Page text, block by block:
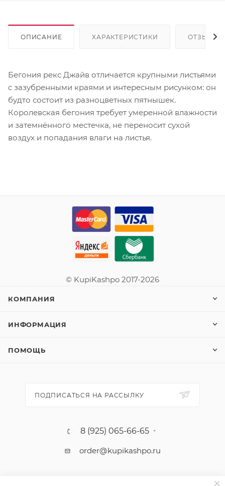
ОПИСАНИЕ ХАРАКТЕРИСТИКИ ОТЗЫВЫ
Бегония рекс Джайв отличается крупными листьями
с зазубренными краями и интересным рисунком: он
будто состоит из разноцветных пятнышек.
Королевская бегония требует умеренной влажности
и затемнённого местечка, не переносит сухой
воздух и попадания влаги на листья.
© KupiKashpo 2017-2026
КОМПАНИЯ
ИНФОРМАЦИЯ
ПОМОЩЬ
ПОДПИСАТЬСЯ НА РАССЫЛКУ
8 (925) 065-66-65
order@kupikashpo.ru